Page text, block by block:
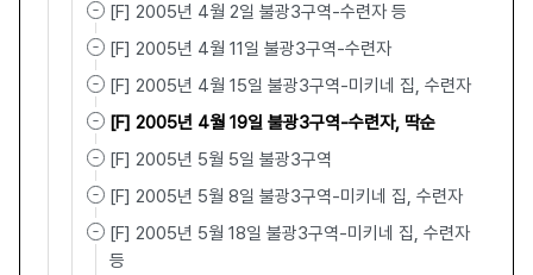
[F] 2005년 4월 2일 불광3구역-수련자 등
[F] 2005년 4월 11일 불광3구역-수련자
[F] 2005년 4월 15일 불광3구역-미키네 집, 수련자
[F] 2005년 4월 19일 불광3구역-수련자, 딱순
[F] 2005년 5월 5일 불광3구역
[F] 2005년 5월 8일 불광3구역-미키네 집, 수련자
[F] 2005년 5월 18일 불광3구역-미키네 집, 수련자
등